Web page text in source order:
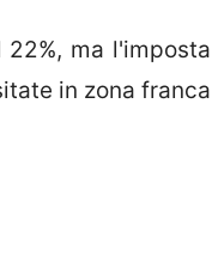
ma l'imposta
in zona franca